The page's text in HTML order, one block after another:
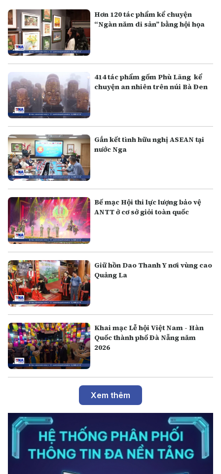
Hơn 120 tác phẩm kể chuyện
“Ngàn năm di sản” bằng hội họa
414 tác phẩm gốm Phù Lãng kể
chuyện an nhiên trên núi Bà Đen
Gắn kết tình hữu nghị ASEAN tại
nước Nga
Bế mạc Hội thi lực lượng bảo vệ
ANTT ở cơ sở giỏi toàn quốc
Giữ hồn Dao Thanh Y nơi vùng cao
Quảng La
Khai mạc Lễ hội Việt Nam - Hàn
Quốc thành phố Đà Nẵng năm
2026
Xem thêm